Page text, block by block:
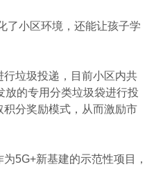
小区环境，还能让孩子学
垃圾投递，目前小区内共
的专用分类垃圾袋进行投
分奖励模式，从而激励市
5G+新基建的示范性项目，